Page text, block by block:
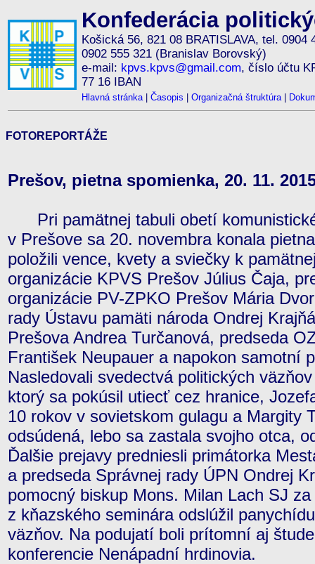
Konfederácia
Košická 56, 821 08 BRATISLAVA, tel. 0904
0902 555 321 (Branislav Borovský)
e-mail: kpvs.kpvs@gmail.com, číslo účtu
77 16 IBAN
Hlavná stránka| Časopis Organizačná štruktúra|
FOTOREPORTÁŽE
Prešov, pietna spomienka, 20. 11.
Pri pamätnej tabuli obetí
v Prešove sa 20. novembra konala
položili vence, kvety a sviečky k
organizácie KPVS Prešov Július Čaja,
organizácie PV-ZPKO Prešov Mária
rady Ústavu pamäti národa Ondrej
Prešova Andrea Turčanová, predseda
František Neupauer a napokon samotní
Nasledovali svedectvá politických
ktorý sa pokúsil utiecť cez hranice,
10 rokov v sovietskom gulagu a Margity
odsúdená, lebo sa zastala svojho otca,
Ďalšie prejavy predniesli primátorka
a predseda Správnej rady ÚPN Ondrej
pomocný biskup Mons. Milan Lach SJ
z kňazského seminára odslúžil
väzňov. Na podujatí boli prítomní aj
konferencie Nenápadní hrdinovia.